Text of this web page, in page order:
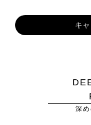
キ
深